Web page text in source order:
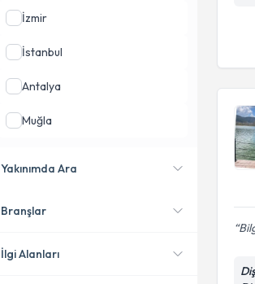
İzmir
İstanbul
Antalya
Muğla
Yakınımda Ara
Konumuma yakın uzmanları
Branşlar
İlgi Alanları